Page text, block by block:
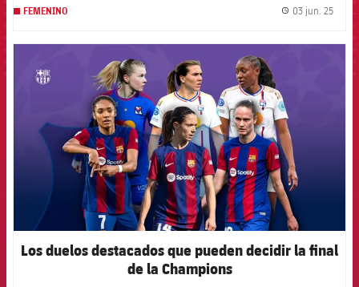
FEMENINO 03 jun. 25
Los duelos destacados que pueden decidir la final
de la Champions